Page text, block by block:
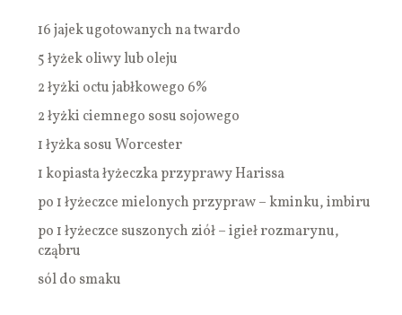
16 jajek ugotowanych na twardo
5 łyżek oliwy lub oleju
2 łyżki octu jabłkowego 6%
2 łyżki ciemnego sosu sojowego
1 łyżka sosu Worcester
1 kopiasta łyżeczka przyprawy Harissa
po 1 łyżeczce mielonych przypraw – kminku, imbiru
po 1 łyżeczce suszonych ziół – igieł rozmarynu,
cząbru
sól do smaku